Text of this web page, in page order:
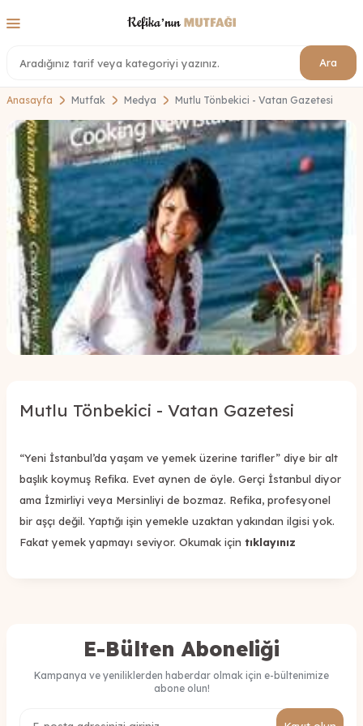
Ara
Anasayfa Mutfak Medya Mutlu Tönbekici - Vatan Gazetesi
Mutlu Tönbekici - Vatan Gazetesi
“Yeni İstanbul’da yaşam ve yemek üzerine tarifler” diye bir alt
başlık koymuş Refika. Evet aynen de öyle. Gerçi İstanbul diyor
ama İzmirliyi veya Mersinliyi de bozmaz. Refika, profesyonel
bir aşçı değil. Yaptığı işin yemekle uzaktan yakından ilgisi yok.
Fakat yemek yapmayı seviyor. Okumak için tıklayınız
E-Bülten Aboneliği
Kampanya ve yeniliklerden haberdar olmak için e-bültenimize
abone olun!